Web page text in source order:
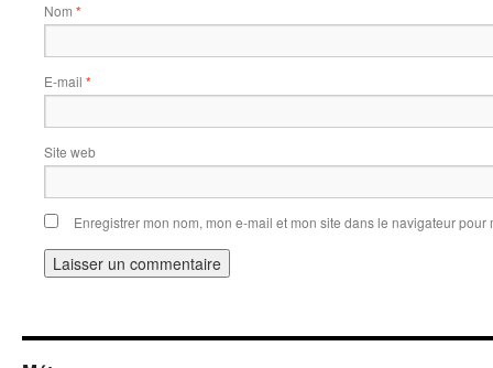
Nom *
E-mail *
Site web
Enregistrer mon nom, mon e-mail et mon site dans le navigateur